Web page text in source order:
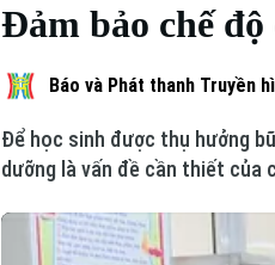
Chính trị
Xã hội
An ninh trật tự
Người Hà
Khoảnh
Ẩm thực
Đảm bảo chế
Báo và Phát thanh Truyền
Để học sinh được thụ hưởng
dưỡng là vấn đề cần thiết của
Skip Ad